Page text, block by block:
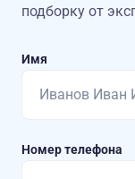
подборку от
Имя
Номер телефона